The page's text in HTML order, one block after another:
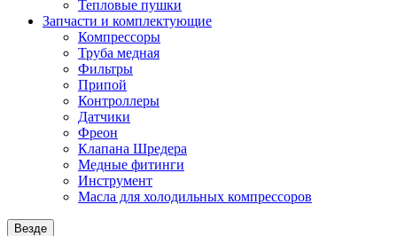
Тепловые пушки
Запчасти и комплектующие
Компрессоры
Труба медная
Фильтры
Припой
Контроллеры
Датчики
Фреон
Клапана Шредера
Медные фитинги
Инструмент
Масла для холодильных компрессоров
Везде